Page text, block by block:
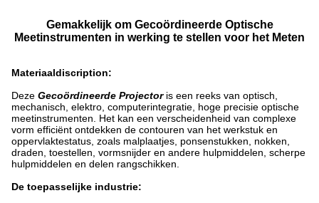
Gemakkelijk om Gecoördineerde Optische
Meetinstrumenten in werking te stellen voor het Meten
Materiaaldiscription:
Deze Gecoördineerde Projector is een reeks van optisch,
mechanisch, elektro, computerintegratie, hoge precisie optische
meetinstrumenten. Het kan een verscheidenheid van complexe
vorm efficiënt ontdekken de contouren van het werkstuk en
oppervlaktestatus, zoals malplaatjes, ponsenstukken, nokken,
draden, toestellen, vormsnijder en andere hulpmiddelen, scherpe
hulpmiddelen en delen rangschikken.
De toepasselijke industrie: